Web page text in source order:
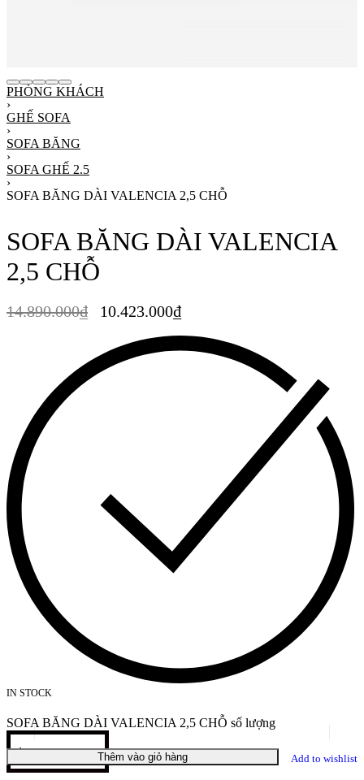
PHÒNG KHÁCH
›
GHẾ SOFA
›
SOFA BĂNG
›
SOFA GHẾ 2.5
›
SOFA BĂNG DÀI VALENCIA 2,5 CHỖ
SOFA BĂNG DÀI VALENCIA
2,5 CHỖ
14.890.000₫ 10.423.000₫
IN STOCK
SOFA BĂNG DÀI VALENCIA 2,5 CHỖ số lượng
Thêm vào giỏ hàng Add to wishlist